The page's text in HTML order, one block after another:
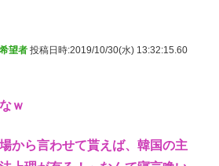
望者 投稿日時:2019/10/30(水) 13:32:15.60
ｗ
場から言わせて貰えば、韓国の主